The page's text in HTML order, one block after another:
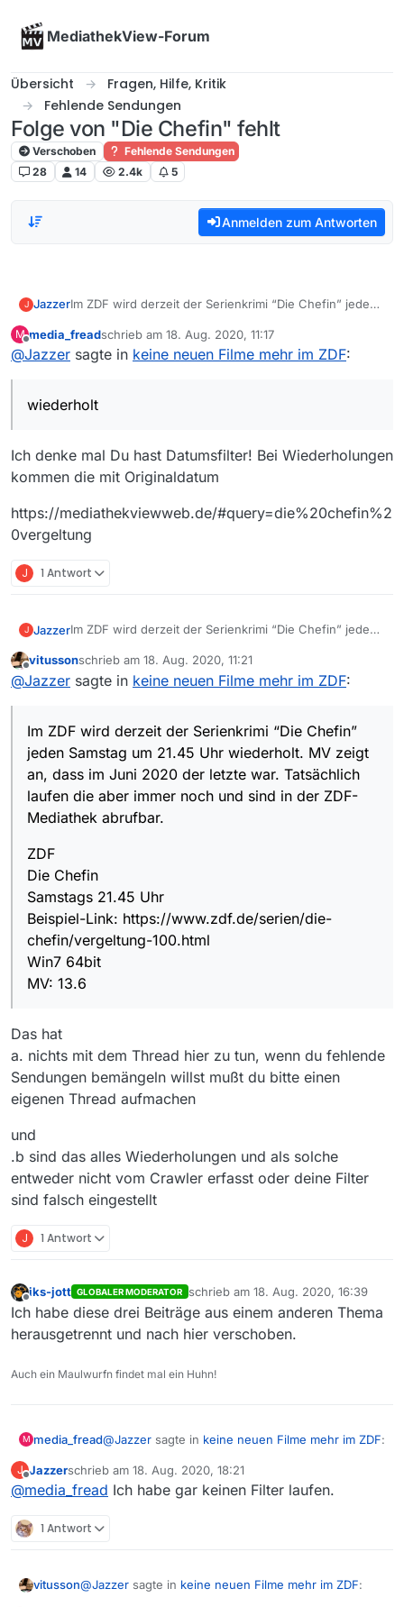
MediathekView-Forum
Übersicht
Fragen, Hilfe, Kritik
Fehlende Sendungen
Folge von "Die Chefin" fehlt
Verschoben
Fehlende Sendungen
28
14 2.4k 5
Anmelden zum Antworten
J JazzerIm ZDF wird derzeit der Serienkrimi “Die Chefin” jeden
Juni 2020 der letzte war. Tatsächlich laufen die aber
immer noch und sind in der ZDF-Mediathek abrufbar.
ZDF
Die Chefin
chefin/vergeltung-100.html
M
Offline
media_freadschrieb am 18. Aug. 2020, 11:17
zuletzt editiert von
@Jazzer sagte in keine neuen Filme mehr im ZDF:
wiederholt
Ich denke mal Du hast Datumsfilter! Bei Wiederholungen
kommen die mit Originaldatum
https://mediathekviewweb.de/#query=die%20chefin%2
0vergeltung
J 1 Antwort
J JazzerIm ZDF wird derzeit der Serienkrimi “Die Chefin” jeden
Juni 2020 der letzte war. Tatsächlich laufen die aber
immer noch und sind in der ZDF-Mediathek abrufbar.
ZDF
Die Chefin
chefin/vergeltung-100.html
Win7 64bit
MV: 13.6
Offline
vitussonschrieb am 18. Aug. 2020, 11:21
zuletzt editiert von
@Jazzer sagte in keine neuen Filme mehr im ZDF:
Im ZDF wird derzeit der Serienkrimi “Die Chefin”
jeden Samstag um 21.45 Uhr wiederholt. MV zeigt
an, dass im Juni 2020 der letzte war. Tatsächlich
laufen die aber immer noch und sind in der ZDF-
Mediathek abrufbar.
ZDF
Die Chefin
Samstags 21.45 Uhr
Beispiel-Link: https://www.zdf.de/serien/die-
chefin/vergeltung-100.html
Win7 64bit
MV: 13.6
Das hat
a. nichts mit dem Thread hier zu tun, wenn du fehlende
Sendungen bemängeln willst mußt du bitte einen
eigenen Thread aufmachen
und
.b sind das alles Wiederholungen und als solche
entweder nicht vom Crawler erfasst oder deine Filter
sind falsch eingestellt
J 1 Antwort
Offline
iks-jott GLOBALER MODERATOR schrieb am 18. Aug. 2020, 16:39
zuletzt editiert von
Ich habe diese drei Beiträge aus einem anderen Thema
herausgetrennt und nach hier verschoben.
Auch ein Maulwurfn findet mal ein Huhn!
M media_fread@Jazzer sagte in keine neuen Filme mehr im ZDF:
wiederholt
fin%20vergeltung
J
Offline
Jazzerschrieb am 18. Aug. 2020, 18:21
zuletzt editiert von
@media_fread Ich habe gar keinen Filter laufen.
1 Antwort
vitusson@Jazzer sagte in keine neuen Filme mehr im ZDF: